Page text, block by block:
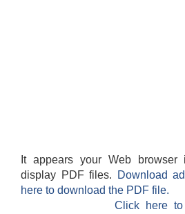
It appears your Web
display PDF files.
Download
here to download the PDF file.
Click here